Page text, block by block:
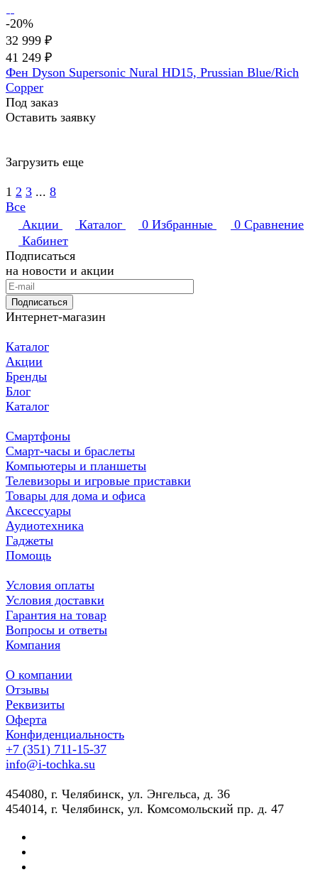
-20%
32 999 ₽
41 249 ₽
Фен Dyson Supersonic Nural HD15, Prussian Blue/Rich
Copper
Под заказ
Оставить заявку
Загрузить еще
1 2 3 ... 8
Все
Акции
Каталог 0 Избранные 0 Сравнение
Кабинет
Подписаться
на новости и акции
Подписаться
Интернет-магазин
Каталог
Акции
Бренды
Блог
Каталог
Смартфоны
Смарт-часы и браслеты
Компьютеры и планшеты
Телевизоры и игровые приставки
Товары для дома и офиса
Аксессуары
Аудиотехника
Гаджеты
Помощь
Условия оплаты
Условия доставки
Гарантия на товар
Вопросы и ответы
Компания
О компании
Отзывы
Реквизиты
Оферта
Конфиденциальность
+7 (351) 711-15-37
info@i-tochka.su
​454080, г. Челябинск, ул. Энгельса, д. 36
454014, г. Челябинск, ул. Комсомольский пр. д. 47